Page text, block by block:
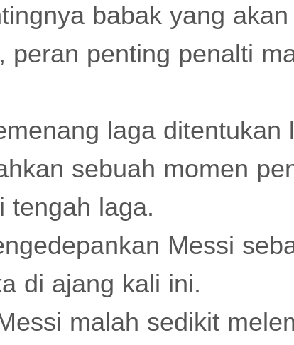
babak yang
peran penting penalti
laga ditentukan
sebuah momen
tengah laga.
Messi
di ajang kali ini.
malah sedikit